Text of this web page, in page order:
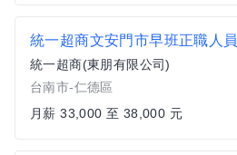
統一超商文安門市早班正職人員
統一超商(東朋有限公司)
台南市-仁德區
月薪 33,000 至 38,000 元